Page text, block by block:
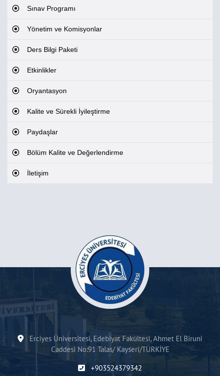
Sınav Programı
Yönetim ve Komisyonlar
Ders Bilgi Paketi
Etkinlikler
Oryantasyon
Kalite ve Sürekli İyileştirme
Paydaşlar
Bölüm Kalite ve Değerlendirme
İletişim
Erciyes Üniversitesi, Edebiyat Fakültesi, Ahmet El Biruni
Caddesi No:91 Talas/ Kayseri/TÜRKİYE
+903524379342